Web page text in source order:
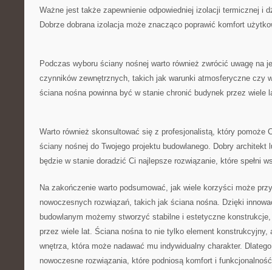
Ważne ⁤jest także zapewnienie odpowiedniej izolacji‌ termicznej i
Dobrze⁤ dobrana izolacja może znacząco poprawić komfort
Podczas wyboru ⁣ściany⁣ nośnej ⁢warto również zwrócić uwagę na
czynników zewnętrznych, takich jak warunki atmosferyczne czy
ściana nośna powinna być w stanie⁤ chronić budynek przez ‌wiele
Warto ‌również skonsultować się z profesjonalistą, który pomoże
ściany nośnej do ⁣Twojego projektu budowlanego. Dobry⁤ architekt
będzie w stanie doradzić Ci najlepsze rozwiązanie, które spełni
Na zakończenie warto ⁢podsumować, jak ​wiele korzyści​ może
nowoczesnych rozwiązań, takich jak ściana nośna. ‌Dzięki
‍budowlanym⁣ możemy stworzyć stabilne ‍i estetyczne⁤ konstrukcje,
przez⁢ wiele lat. Ściana nośna ‍to nie ‍tylko element konstrukcyjny,
wnętrza, która‍ może nadawać mu⁢ indywidualny charakter.
⁣nowoczesne rozwiązania, które⁤ podniosą komfort⁢ i